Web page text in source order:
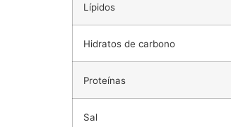
Lípidos
Hidratos de carbono
Proteínas
Sal